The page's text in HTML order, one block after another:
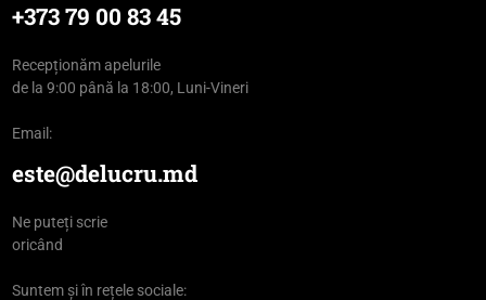
+373 79 00 83 45
Recepționăm apelurile
de la 9:00 până la 18:00, Luni-Vineri
Email:
este@delucru.md
Ne puteți scrie
oricând
Suntem și în rețele sociale: